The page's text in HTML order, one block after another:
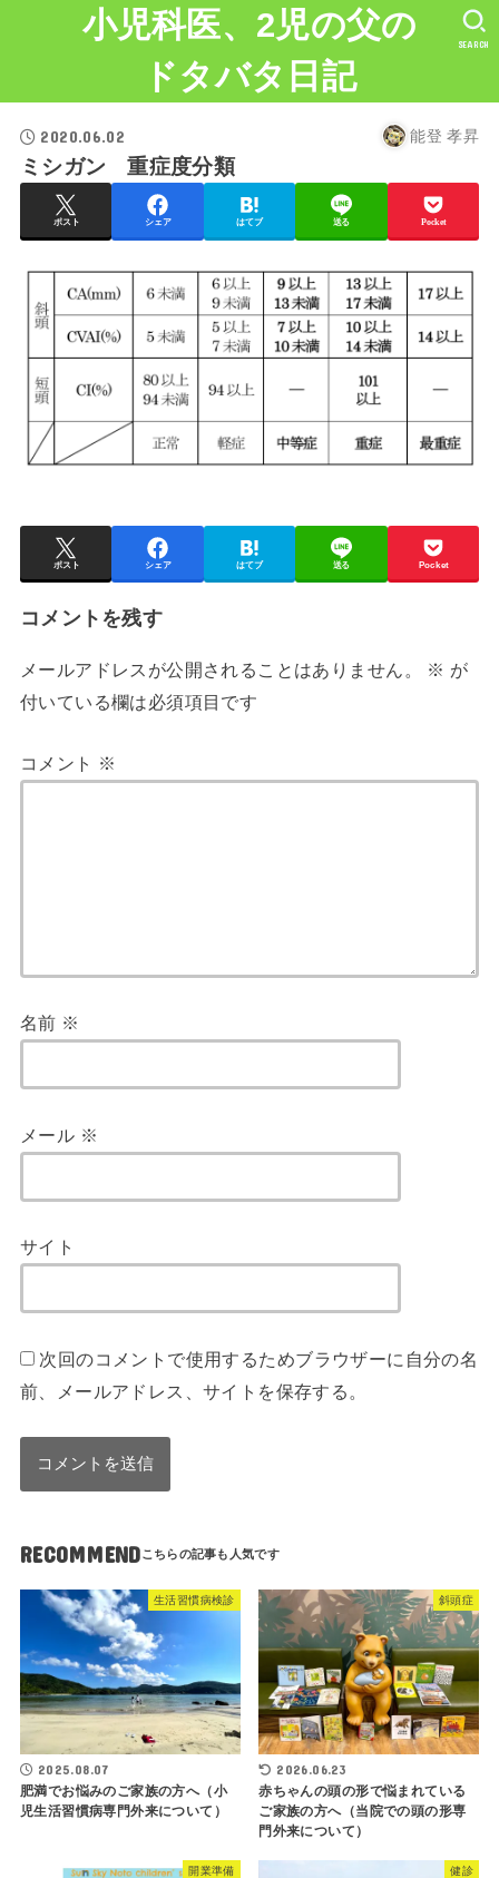
小児科医、2児の父の
ドタバタ日記
SEARCH
2020.06.02 能登 孝昇
ミシガン 重症度分類
ポスト シェア はてブ 送る Pocket
ポスト シェア はてブ 送る Pocket
コメントを残す
メールアドレスが公開されることはありません。 ※ が
付いている欄は必須項目です
コメント ※
名前 ※
メール ※
サイト
次回のコメントで使用するためブラウザーに自分の名
前、メールアドレス、サイトを保存する。
RECOMMEND
生活習慣病検診
2025.08.07
肥満でお悩みのご家族の方へ（小
児生活習慣病専門外来について）
斜頭症
2026.06.23
赤ちゃんの頭の形で悩まれている
ご家族の方へ（当院での頭の形専
門外来について）
開業準備 健診